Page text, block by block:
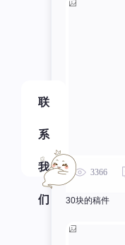
3366
30块的稿件
联
系
我
们